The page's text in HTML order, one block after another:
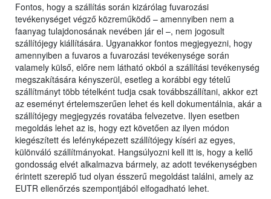
Fontos, hogy a szállítás során kizárólag fuvarozási
tevékenységet végző közreműködő – amennyiben nem a
faanyag tulajdonosának nevében jár el –, nem jogosult
szállítójegy kiállítására. Ugyanakkor fontos megjegyezni, hogy
amennyiben a fuvaros a fuvarozási tevékenysége során
valamely külső, előre nem látható okból a szállítási tevékenység
megszakítására kényszerül, esetleg a korábbi egy tételű
szállítmányt több tételként tudja csak továbbszállítani, akkor ezt
az eseményt értelemszerűen lehet és kell dokumentálnia, akár a
szállítójegy megjegyzés rovatába felvezetve. Ilyen esetben
megoldás lehet az is, hogy ezt követően az ilyen módon
kiegészített és lefényképezett szállítójegy kíséri az egyes,
különváló szállítmányokat. Hangsúlyozni kell itt is, hogy a kellő
gondosság elvét alkalmazva bármely, az adott tevékenységben
érintett szereplő tud olyan ésszerű megoldást találni, amely az
EUTR ellenőrzés szempontjából elfogadható lehet.